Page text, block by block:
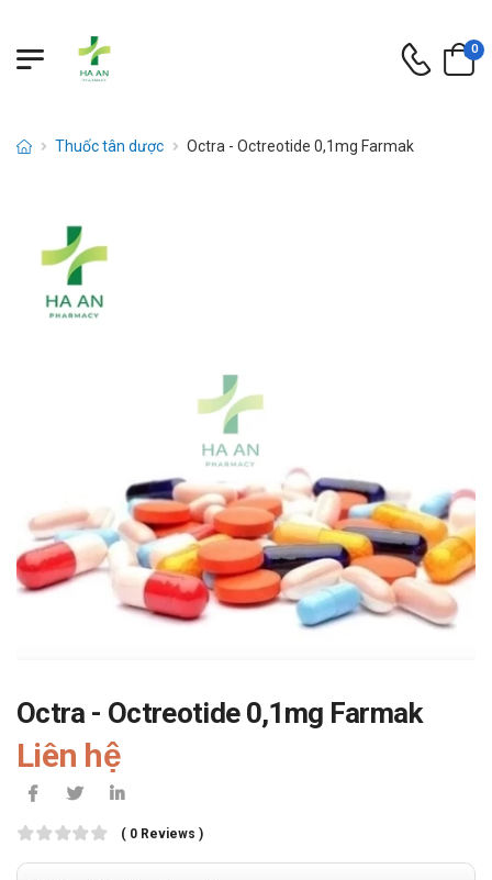
0
Thuốc tân dược Octra - Octreotide 0,1mg Farmak
Octra - Octreotide 0,1mg Farmak
Liên hệ
( 0 Reviews )